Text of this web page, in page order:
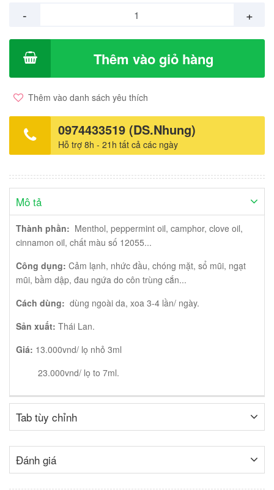
- +
Thêm vào giỏ hàng
Thêm vào danh sách yêu thích
0974433519 (DS.Nhung)
Hỗ trợ 8h - 21h tất cả các ngày
Mô tả
Thành phần: Menthol, peppermint oil, camphor, clove oil,
cinnamon oil, chất màu số 12055...
Công dụng: Cảm lạnh, nhức đầu, chóng mặt, sổ mũi, ngạt
mũi, bầm dập, đau ngứa do côn trùng cắn...
Cách dùng: dùng ngoài da, xoa 3-4 lần/ ngày.
Sản xuất: Thái Lan.
Giá: 13.000vnd/ lọ nhỏ 3ml
23.000vnd/ lọ to 7ml.
Tab tùy chỉnh
Đánh giá